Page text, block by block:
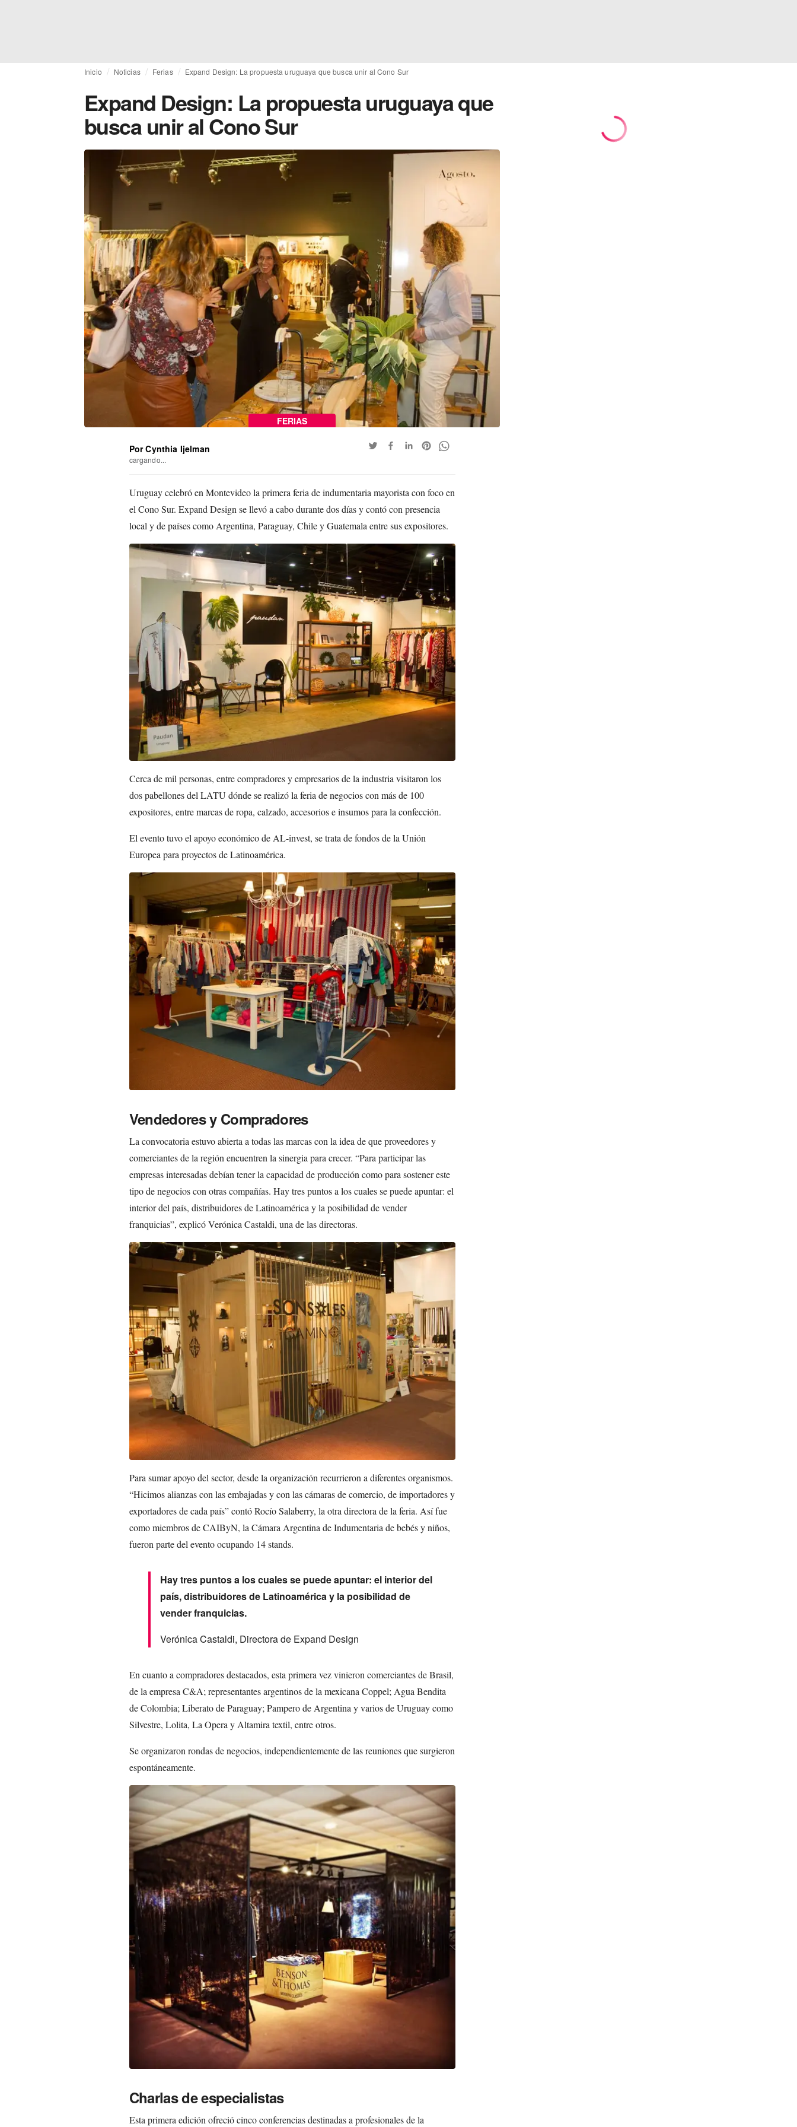
Inicio Noticias Ferias Expand Design: La propuesta uruguaya que busca unir al Cono Sur
Expand Design: La propuesta uruguaya que
busca unir al Cono Sur
FERIAS
Por Cynthia Ijelman
cargando...
Uruguay celebró en Montevideo la primera feria de indumentaria mayorista con foco en
el Cono Sur. Expand Design se llevó a cabo durante dos días y contó con presencia
local y de países como Argentina, Paraguay, Chile y Guatemala entre sus expositores.
Cerca de mil personas, entre compradores y empresarios de la industria visitaron los
dos pabellones del LATU dónde se realizó la feria de negocios con más de 100
expositores, entre marcas de ropa, calzado, accesorios e insumos para la confección.
El evento tuvo el apoyo económico de AL-invest, se trata de fondos de la Unión
Europea para proyectos de Latinoamérica.
Vendedores y Compradores
La convocatoria estuvo abierta a todas las marcas con la idea de que proveedores y
comerciantes de la región encuentren la sinergia para crecer. “Para participar las
empresas interesadas debían tener la capacidad de producción como para sostener este
tipo de negocios con otras compañías. Hay tres puntos a los cuales se puede apuntar: el
interior del país, distribuidores de Latinoamérica y la posibilidad de vender
franquicias”, explicó Verónica Castaldi, una de las directoras.
Para sumar apoyo del sector, desde la organización recurrieron a diferentes organismos.
“Hicimos alianzas con las embajadas y con las cámaras de comercio, de importadores y
exportadores de cada país” contó Rocío Salaberry, la otra directora de la feria. Así fue
como miembros de CAIByN, la Cámara Argentina de Indumentaria de bebés y niños,
fueron parte del evento ocupando 14 stands.
Hay tres puntos a los cuales se puede apuntar: el interior del
país, distribuidores de Latinoamérica y la posibilidad de
vender franquicias.
Verónica Castaldi, Directora de Expand Design
En cuanto a compradores destacados, esta primera vez vinieron comerciantes de Brasil,
de la empresa C&A; representantes argentinos de la mexicana Coppel; Agua Bendita
de Colombia; Liberato de Paraguay; Pampero de Argentina y varios de Uruguay como
Silvestre, Lolita, La Opera y Altamira textil, entre otros.
Se organizaron rondas de negocios, independientemente de las reuniones que surgieron
espontáneamente.
Charlas de especialistas
Esta primera edición ofreció cinco conferencias destinadas a profesionales de la